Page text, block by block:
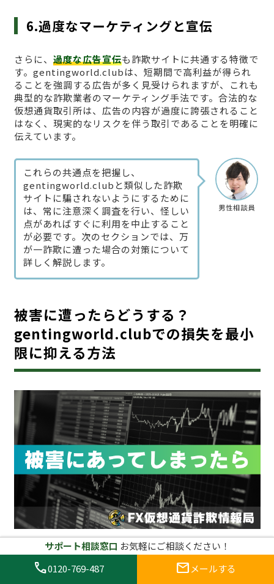
6.過度なマーケティングと宣伝
さらに、 過度な広告宣伝も詐欺サイトに共通する特徴で
す。gentingworld.clubは、短期間で高利益が得られ
ることを強調する広告が多く見受けられますが、これも
典型的な詐欺業者のマーケティング手法です。合法的な
仮想通貨取引所は、広告の内容が過度に誇張されること
はなく、現実的なリスクを伴う取引であることを明確に
伝えています。
男性相談員
これらの共通点を把握し、
gentingworld.clubと類似した詐欺
サイトに騙されないようにするために
は、常に注意深く調査を行い、怪しい
点があればすぐに利用を中止すること
が必要です。次のセクションでは、万
が一詐欺に遭った場合の対策について
詳しく解説します。
被害に遭ったらどうする？
gentingworld.clubでの損失を最小
限に抑える方法
万が一、gentingworld.clubのような詐欺サイトで被
害に遭った場合、冷静に対処することが重要です。詐欺
サイトにおけるトラブルは精神的にも金銭的にも大きな
サポート相談窓口 お気軽にご相談ください！
call0120-769-487 mail メールする